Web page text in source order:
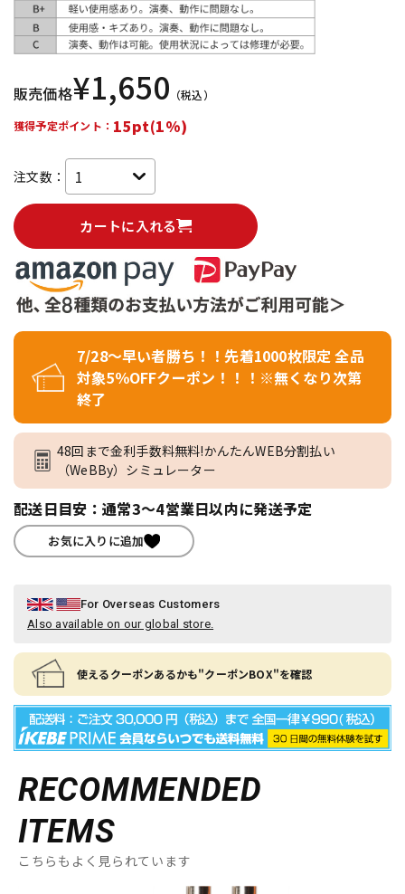
販売価格¥1,650 （税込）
獲得予定ポイント： 15pt(1%)
注文数：
カートに入れる
7/28～早い者勝ち！！先着1000枚限定 全品
対象5％OFFクーポン！！！※無くなり次第
終了
48回まで金利手数料無料!かんたんWEB分割払い
（WeBBy）シミュレーター
配送日目安：通常3～4営業日以内に発送予定
お気に入りに追加
For Overseas Customers
Also available on our global store.
使えるクーポンあるかも"クーポンBOX"を確認
RECOMMENDED
ITEMS
こちらもよく見られています